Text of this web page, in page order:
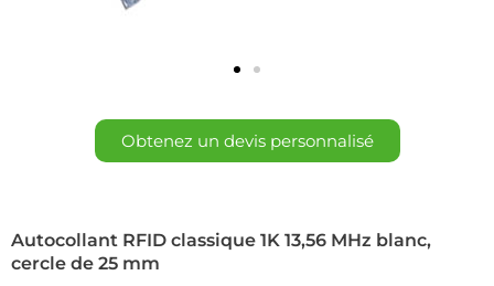
Obtenez un devis personnalisé
Autocollant RFID classique 1K 13,56 MHz blanc,
cercle de 25 mm